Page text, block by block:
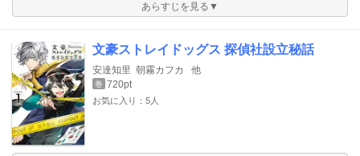
あらすじを見る▼
文豪ストレイドッグス 探偵社設立秘話
安達知里 朝霧カフカ 他
巻 720pt
お気に入り：5人